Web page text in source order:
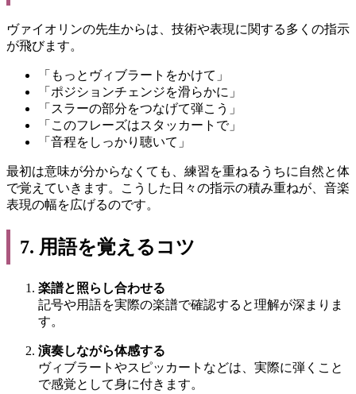
ヴァイオリンの先生からは、技術や表現に関する多くの指示
が飛びます。
「もっとヴィブラートをかけて」
「ポジションチェンジを滑らかに」
「スラーの部分をつなげて弾こう」
「このフレーズはスタッカートで」
「音程をしっかり聴いて」
最初は意味が分からなくても、練習を重ねるうちに自然と体
で覚えていきます。こうした日々の指示の積み重ねが、音楽
表現の幅を広げるのです。
7. 用語を覚えるコツ
楽譜と照らし合わせる
記号や用語を実際の楽譜で確認すると理解が深まりま
す。
演奏しながら体感する
ヴィブラートやスピッカートなどは、実際に弾くこと
で感覚として身に付きます。